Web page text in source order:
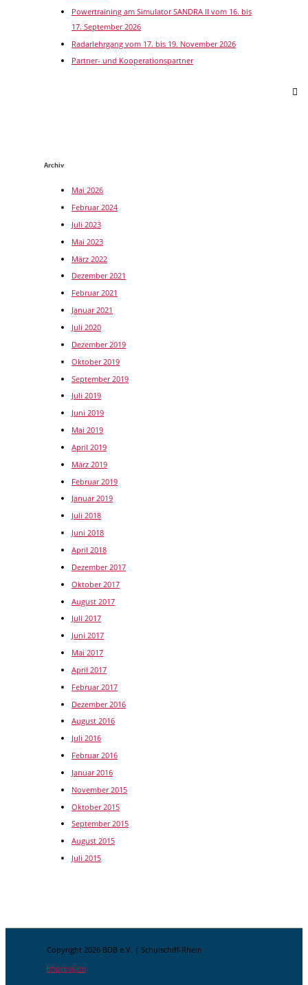
Powertraining am Simulator SANDRA II vom 16. bis
17. September 2026
Radarlehrgang vom 17. bis 19. November 2026
Partner- und Kooperationspartner
Archiv
Mai 2026
Februar 2024
Juli 2023
Mai 2023
März 2022
Dezember 2021
Februar 2021
Januar 2021
Juli 2020
Dezember 2019
Oktober 2019
September 2019
Juli 2019
Juni 2019
Mai 2019
April 2019
März 2019
Februar 2019
Januar 2019
Juli 2018
Juni 2018
April 2018
Dezember 2017
Oktober 2017
August 2017
Juli 2017
Juni 2017
Mai 2017
April 2017
Februar 2017
Dezember 2016
August 2016
Juli 2016
Februar 2016
Januar 2016
November 2015
Oktober 2015
September 2015
August 2015
Juli 2015
Copyright 2026 BDB e.V. | Schulschiff-Rhein
Impressum